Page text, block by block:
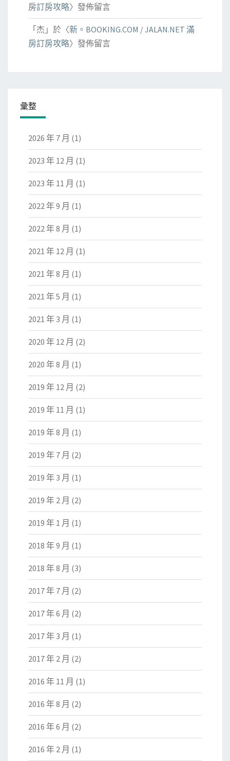
房訂房攻略〉發佈留言
「 杰 」於〈新。BOOKING.COM / JALAN.NET 滿
房訂房攻略〉發佈留言
彙整
2026 年 7 月 (1)
2023 年 12 月 (1)
2023 年 11 月 (1)
2022 年 9 月 (1)
2022 年 8 月 (1)
2021 年 12 月 (1)
2021 年 8 月 (1)
2021 年 5 月 (1)
2021 年 3 月 (1)
2020 年 12 月 (2)
2020 年 8 月 (1)
2019 年 12 月 (2)
2019 年 11 月 (1)
2019 年 8 月 (1)
2019 年 7 月 (2)
2019 年 3 月 (1)
2019 年 2 月 (2)
2019 年 1 月 (1)
2018 年 9 月 (1)
2018 年 8 月 (3)
2017 年 7 月 (2)
2017 年 6 月 (2)
2017 年 3 月 (1)
2017 年 2 月 (2)
2016 年 11 月 (1)
2016 年 8 月 (2)
2016 年 6 月 (2)
2016 年 2 月 (1)